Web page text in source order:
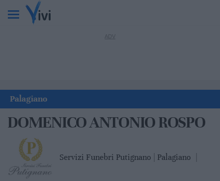
Palagiano
DOMENICO ANTONIO ROSPO
Servizi Funebri Putignano | Palagiano